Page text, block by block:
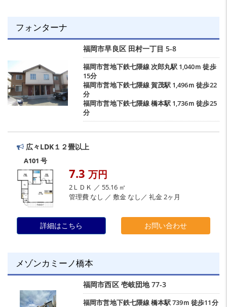
フォンターナ
福岡市早良区 田村一丁目 5-8
福岡市営地下鉄七隈線 次郎丸駅 1,040ｍ 徒歩
15分
福岡市営地下鉄七隈線賀茂駅 1,496ｍ 徒歩22
分
福岡市営地下鉄七隈線橋本駅 1,736ｍ 徒歩25
分
広々LDK１２畳以上
A101 号
7.3 万円
2ＬＤＫ ／ 55.16 ㎡
管理費 なし ／ 敷金 なし／ 礼金 2ヶ月
詳細はこちら お問い合わせ
メゾンカミーノ橋本
福岡市西区 壱岐団地77-3
福岡市営地下鉄七隈線橋本駅739ｍ 徒歩11分